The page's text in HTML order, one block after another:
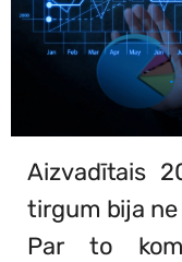
Aizvadītais
tirgum bija
Par to